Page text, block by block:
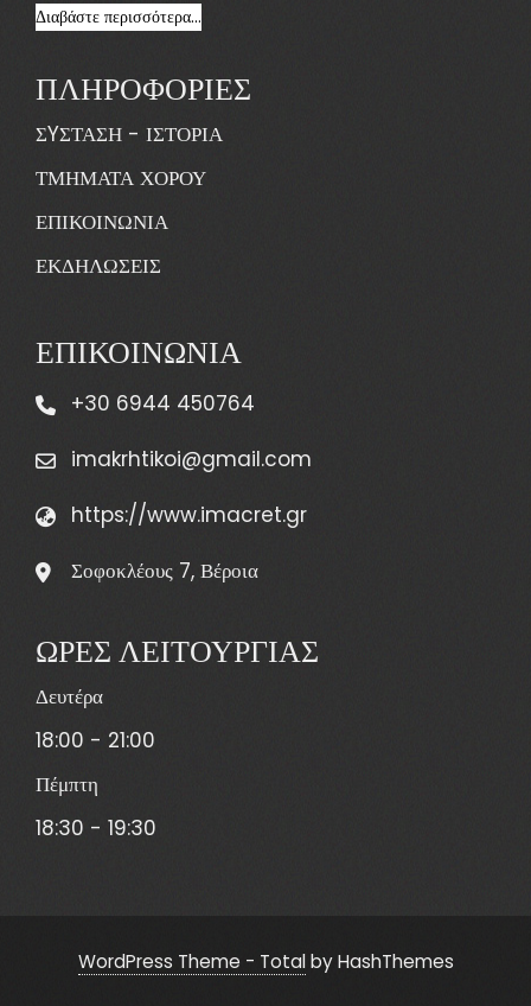
Διαβάστε περισσότερα...
ΠΛΗΡΟΦΟΡΙΕΣ
ΣYΣΤΑΣΗ - ΙΣΤΟΡΙΑ
ΤΜΗΜΑΤΑ ΧΟΡΟΥ
ΕΠΙΚΟΙΝΩΝΙΑ
ΕΚΔΗΛΩΣΕΙΣ
ΕΠΙΚΟΙΝΩΝΙΑ
+30 6944 450764
imakrhtikoi@gmail.com
https://www.imacret.gr
Σοφοκλέους 7, Βέροια
ΩΡΕΣ ΛΕΙΤΟΥΡΓΙΑΣ
Δευτέρα
18:00 - 21:00
Πέμπτη
18:30 - 19:30
WordPress Theme - Totalby HashThemes